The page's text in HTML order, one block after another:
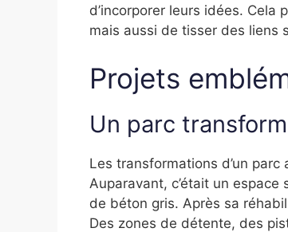
d’incorporer leurs idées.
mais aussi de tisser des liens
Projets
Un parc
Les transformations d’un
Auparavant, c’était un
de béton gris. Après sa
Des zones de détente, des